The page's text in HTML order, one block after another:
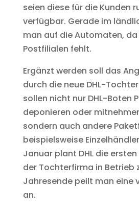
seien diese für die Kunden
verfügbar. Gerade im
man auf die Automaten,
Postfilialen fehlt.
Ergänzt werden soll das
durch die neue DHL-
sollen nicht nur DHL-Boten
deponieren oder
sondern auch andere
beispielsweise
Januar plant DHL die
der Tochterfirma in Betrieb
Jahresende peilt man eine
an.